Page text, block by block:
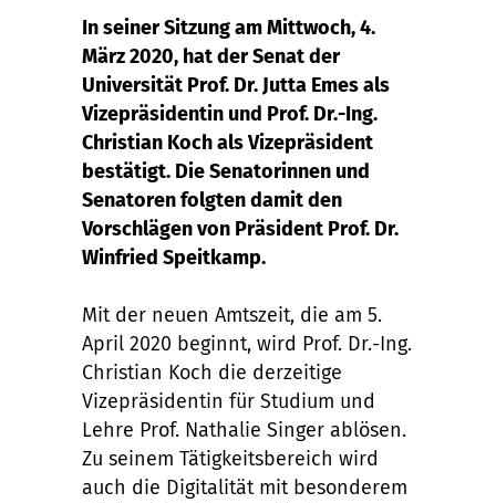
In seiner Sitzung am Mittwoch, 4.
März 2020, hat der Senat der
Universität Prof. Dr. Jutta Emes als
Vizepräsidentin und Prof. Dr.-Ing.
Christian Koch als Vizepräsident
bestätigt. Die Senatorinnen und
Senatoren folgten damit den
Vorschlägen von Präsident Prof. Dr.
Winfried Speitkamp.
Mit der neuen Amtszeit, die am 5.
April 2020 beginnt, wird Prof. Dr.-Ing.
Christian Koch die derzeitige
Vizepräsidentin für Studium und
Lehre Prof. Nathalie Singer ablösen.
Zu seinem Tätigkeitsbereich wird
auch die Digitalität mit besonderem